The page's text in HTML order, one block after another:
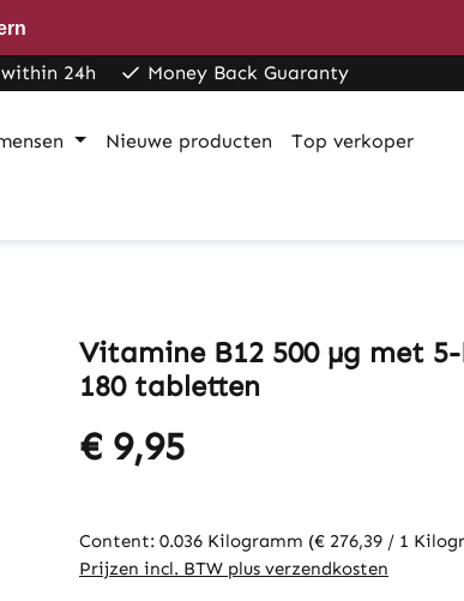
24h Money Back Guaranty
Nieuwe producten Top verkoper
Vitamine B12 500 µg met
180 tabletten
€ 9,95
Content: 0.036 Kilogramm (€ 276,39 / 1
Prijzen incl. BTW plus verzendkosten